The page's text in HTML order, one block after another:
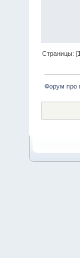
Страницы: [
Форум про